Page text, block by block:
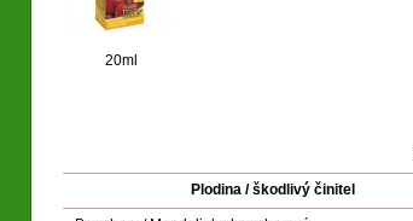
20ml
Plodina / škodlivý činitel